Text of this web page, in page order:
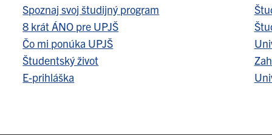
Spoznaj svoj študijný program
8 krát ÁNO pre UPJŠ
Čo mi ponúka UPJŠ
Študentský život
E-prihláška